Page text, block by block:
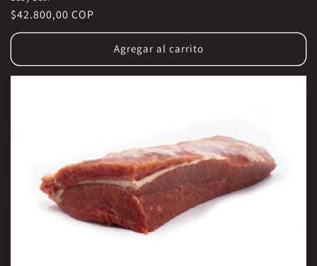
Precio
habitual
$42.800,00 COP
Agregar al carrito